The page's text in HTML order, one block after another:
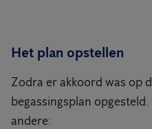
Het plan opstellen
Zodra er akkoord was op
begassingsplan
andere: